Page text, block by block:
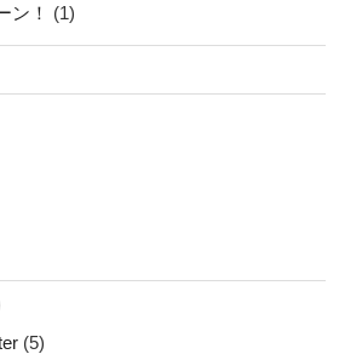
ン！ (1)
(5)